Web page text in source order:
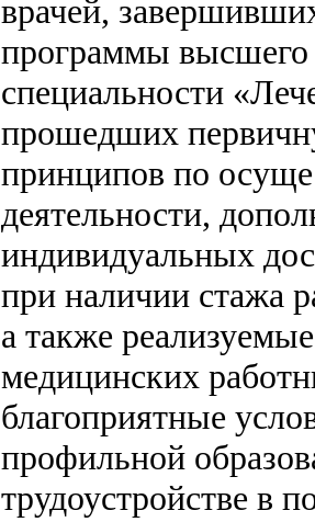
врачей,
программы высшего
специальности
прошедших
принципов по
деятельности,
индивидуальных
при наличии стажа
а также
медицинских
благоприятные
профильной
трудоустройстве в